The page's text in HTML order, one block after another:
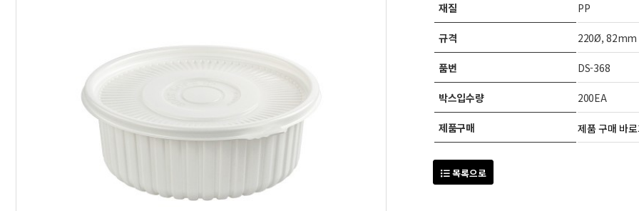
재질 PP
규격 220Ø, 82mm
품번 DS-368
박스입수량 200EA
제품구매 제품 구매 바로
목록으로